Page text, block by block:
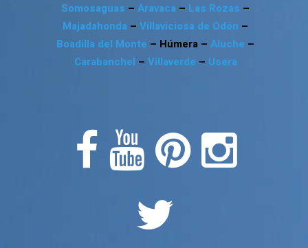
Somosaguas – Aravaca – Las Rozas –
Majadahonda – Villaviciosa de Odón –
Boadilla del Monte – Húmera – Aluche –
Carabanchel – Villaverde – Usera